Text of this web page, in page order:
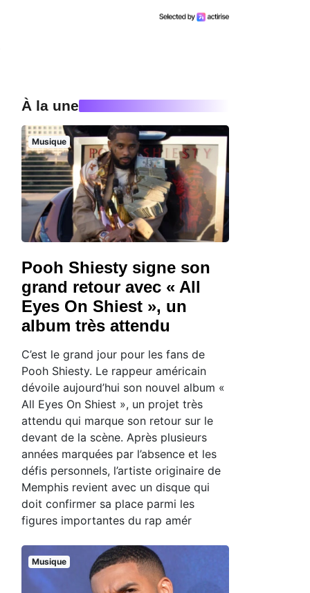
À la une
Musique
Pooh Shiesty signe son
grand retour avec « All
Eyes On Shiest », un
album très attendu
C’est le grand jour pour les fans de
Pooh Shiesty. Le rappeur américain
dévoile aujourd’hui son nouvel album «
All Eyes On Shiest », un projet très
attendu qui marque son retour sur le
devant de la scène. Après plusieurs
années marquées par l’absence et les
défis personnels, l’artiste originaire de
Memphis revient avec un disque qui
doit confirmer sa place parmi les
figures importantes du rap amér
Musique